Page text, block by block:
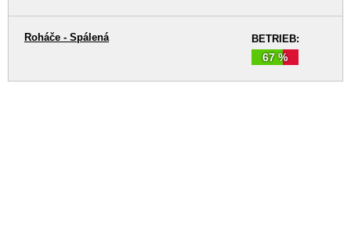
BETRIEB:
67 %
Roháče - Spálená